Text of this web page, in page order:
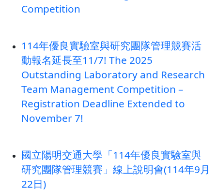
Competition
114年優良實驗室與研究團隊管理競賽活
動報名延長至11/7! The 2025
Outstanding Laboratory and Research
Team Management Competition –
Registration Deadline Extended to
November 7!
國立陽明交通大學「114年優良實驗室與
研究團隊管理競賽」線上說明會(114年9月
22日)